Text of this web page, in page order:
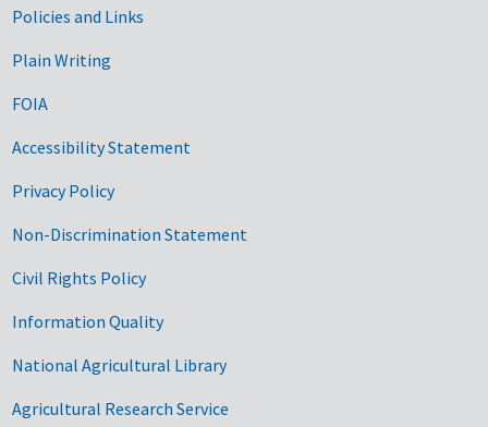
Government Links
Policies and Links
Plain Writing
FOIA
Accessibility Statement
Privacy Policy
Non-Discrimination Statement
Civil Rights Policy
Information Quality
National Agricultural Library
Agricultural Research Service